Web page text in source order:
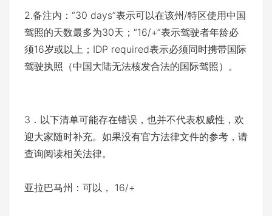
2.备注内：“30 days”表示可以在该州/特区使用中国
驾照的天数最多为30天；“16/+”表示驾驶者年龄必
须16岁或以上；IDP required表示必须同时携带国际
驾驶执照（中国大陆无法核发合法的国际驾照）。
3．以下清单可能存在错误，也并不代表权威性，欢
迎大家随时补充。如果没有官方法律文件的参考，请
查询阅读相关法律。
亚拉巴马州：可以， 16/+